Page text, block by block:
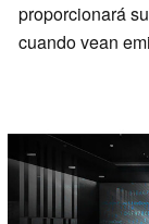
proporcionará
cuando vean